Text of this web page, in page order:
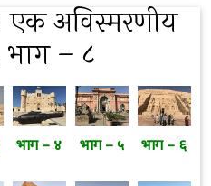
एक अविस्मरणीय
– ८
भाग – ४ भाग – ५ भाग – ६